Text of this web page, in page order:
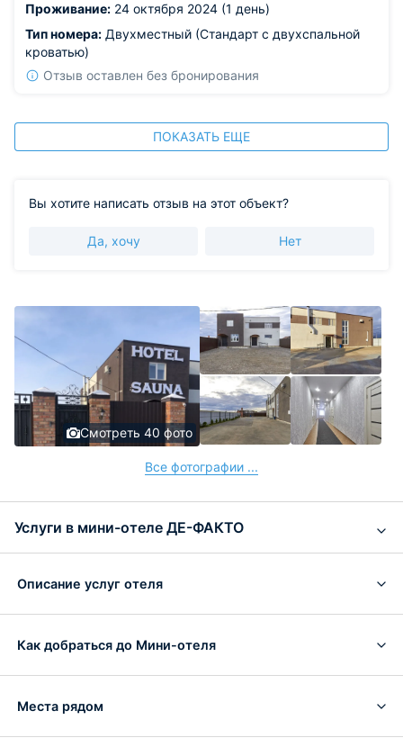
общем отличное место оказалось.
Проживание: 24 октября 2024 (1 день)
Тип номера: Двухместный (Стандарт с двухспальной
кроватью)
Отзыв оставлен без бронирования
ПОКАЗАТЬ ЕЩЕ
Вы хотите написать отзыв на этот объект?
Да, хочу Нет
Смотреть 40 фото
Все фотографии ...
Услуги в мини-отеле ДЕ-ФАКТО
Описание услуг отеля
Как добраться до Мини-отеля
Места рядом